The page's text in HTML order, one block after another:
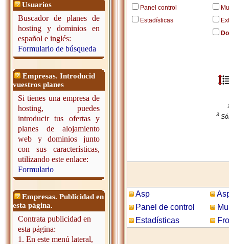
Usuarios
Buscador de planes de
hosting y dominios en
español e inglés:
Formulario de búsqueda
Empresas. Introducid
vuestros planes
Si tienes una empresa de
hosting, puedes
introducir tus ofertas y
planes de alojamiento
web y dominios junto
con sus características,
utilizando este enlace:
Formulario
Empresas. Publicidad en
esta página.
Contrata publicidad en
esta página:
1. En este menú lateral,
Panel control
Estadísticas
3
Asp
Panel de control
Estadísticas